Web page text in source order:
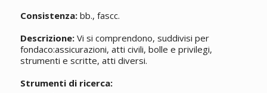
Consistenza:bb., fascc.
Descrizione:Vi si comprendono, suddivisi per
fondaco:assicurazioni, atti civili, bolle e privilegi,
strumenti e scritte, atti diversi.
Strumenti di ricerca: